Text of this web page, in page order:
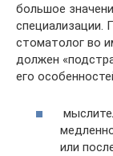
большое
специализации.
стоматолог во
должен
его
или